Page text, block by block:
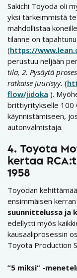
Sakichi Toyoda oli
yksi tärkeimmistä
mahdollistaa
tilanne on
(https://
perustuu neljään
tila, 2. Pysäytä
ratkaise juurisyy. (
flow/jidoka ).
brittiyritykselle 100
käynnistämiseen,
autonvalmistaja.
4. Toyota
kertaa
1958
Toyodan
ensimmäisen
suunnittelussa ja
edellytti myös
kausaaliprosessin
Toyota Production
”5 miksi” -